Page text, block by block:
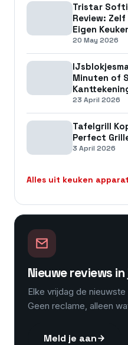
Tristar
Review:
Eigen
20 May 2026
Minuten of
23 April 2026
Tafelgrill
Perfect
3 April 2026
Alles uit keuken
Nieuwe reviews
Elke vrijdag de
Geen reclame, alleen
Meld je aan